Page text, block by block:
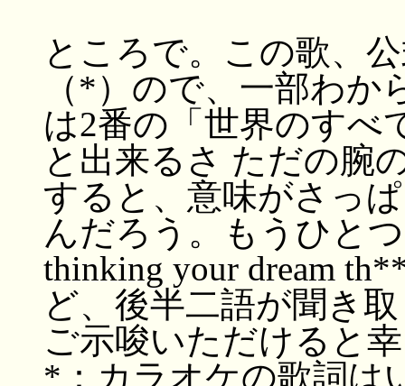
ところで。この歌、
（*）ので、一部わ
は2番の「世界のすべ
と出来るさ ただの腕
すると、意味がさっ
んだろう。もうひと
thinking your dream
ど、後半二語が聞き
ご示唆いただけると
*：カラオケの歌詞は